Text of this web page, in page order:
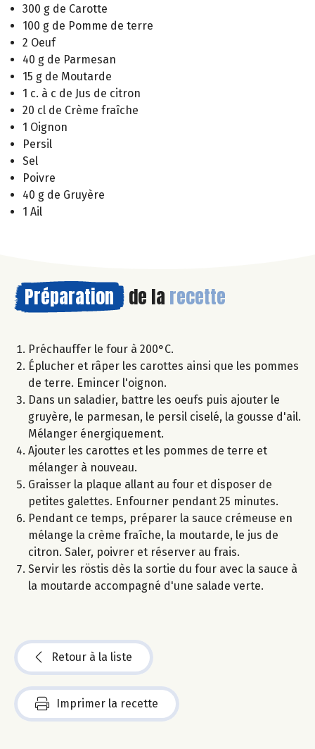
300 g de Carotte
100 g de Pomme de terre
2 Oeuf
40 g de Parmesan
15 g de Moutarde
1 c. à c de Jus de citron
20 cl de Crème fraîche
1 Oignon
Persil
Sel
Poivre
40 g de Gruyère
1 Ail
Préparation de la recette
Préchauffer le four à 200°C.
Éplucher et râper les carottes ainsi que les pommes
de terre. Emincer l'oignon.
Dans un saladier, battre les oeufs puis ajouter le
gruyère, le parmesan, le persil ciselé, la gousse d'ail.
Mélanger énergiquement.
Ajouter les carottes et les pommes de terre et
mélanger à nouveau.
Graisser la plaque allant au four et disposer de
petites galettes. Enfourner pendant 25 minutes.
Pendant ce temps, préparer la sauce crémeuse en
mélange la crème fraîche, la moutarde, le jus de
citron. Saler, poivrer et réserver au frais.
Servir les röstis dès la sortie du four avec la sauce à
la moutarde accompagné d'une salade verte.
Retour à la liste
Imprimer la recette